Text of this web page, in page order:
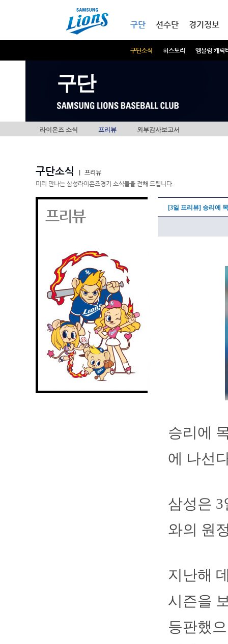
구단
구단소식 히스토리 엠블럼 캐릭
선수단 경기정보
구단
라이온즈 소식 프리뷰 외부감사보고서
구단소식
프리뷰
미리 만나는 삼성라이온즈경기 소식들을 전해 드립니다.
프리뷰 [3일 프리뷰] 승리에
승리에
에 나선
삼성은
와의 원
지난해
시즌을
등판했